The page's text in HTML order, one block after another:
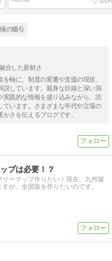
の吸引
合した新鮮さ
軸に、制度の変遷や支援の現状、
しています。親身な目線と深い洞
践的な情報を盛り込みながら、読
います。さまざまな年代や立場の
さを伝えるブログです。
プは必要！？
ーマップ作りたい！現在、九州版
が、全国版を作りたいのです。